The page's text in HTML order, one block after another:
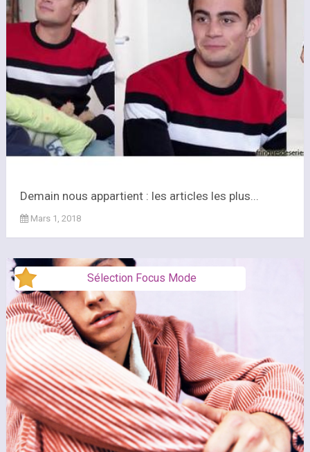
Demain nous appartient : les articles les plus...
Mars 1, 2018
Sélection Focus Mode